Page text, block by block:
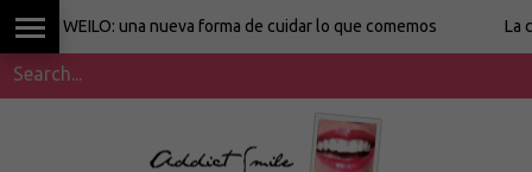
WEILO: una nueva forma de cuidar lo que comemos La cocina